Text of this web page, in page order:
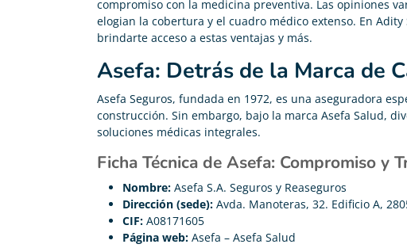
compromiso con la medicina preventiva. Las opiniones
elogian la cobertura y el cuadro médico extenso. En
brindarte acceso a estas ventajas y más.
Asefa: Detrás de la Marca de
Asefa Seguros, fundada en 1972, es una aseguradora
construcción. Sin embargo, bajo la marca Asefa Salud,
soluciones médicas integrales.
Ficha Técnica de Asefa: Compromiso y
Nombre: Asefa S.A. Seguros y Reaseguros
Dirección (sede): Avda. Manoteras, 32. Edificio A,
CIF: A08171605
Página web: Asefa – Asefa Salud